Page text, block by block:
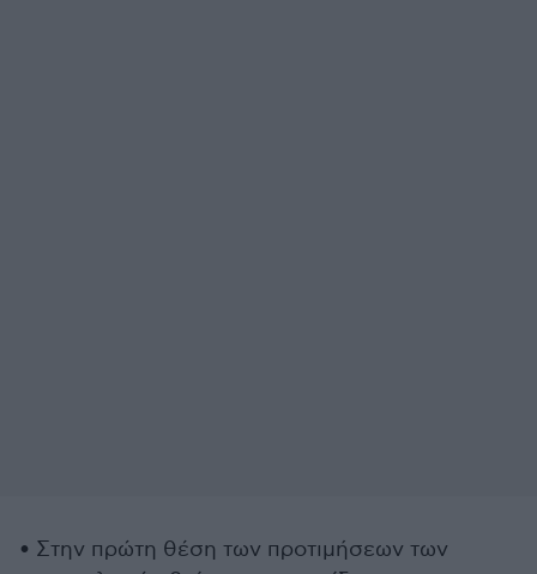
• Στην πρώτη θέση των προτιμήσεων των